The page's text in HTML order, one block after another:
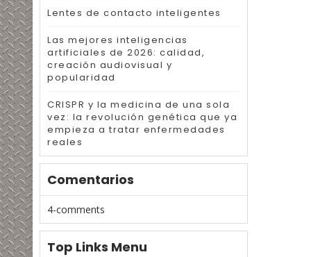
Lentes de contacto inteligentes
Las mejores inteligencias
artificiales de 2026: calidad,
creación audiovisual y
popularidad
CRISPR y la medicina de una sola
vez: la revolución genética que ya
empieza a tratar enfermedades
reales
Comentarios
4-comments
Top Links Menu